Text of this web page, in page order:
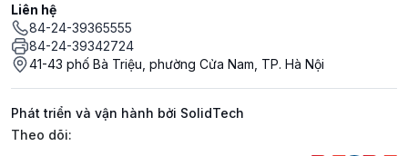
Liên hệ
84-24-39365555
84-24-39342724
41-43 phố Bà Triệu, phường Cửa Nam, TP. Hà Nội
Phát triển và vận hành bởi SolidTech
Mạng xã hội
Theo dõi: